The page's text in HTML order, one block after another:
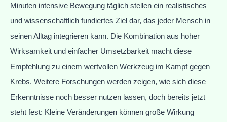
Minuten intensive Bewegung täglich stellen ein realistisches
und wissenschaftlich fundiertes Ziel dar, das jeder Mensch in
seinen Alltag integrieren kann. Die Kombination aus hoher
Wirksamkeit und einfacher Umsetzbarkeit macht diese
Empfehlung zu einem wertvollen Werkzeug im Kampf gegen
Krebs. Weitere Forschungen werden zeigen, wie sich diese
Erkenntnisse noch besser nutzen lassen, doch bereits jetzt
steht fest: Kleine Veränderungen können große Wirkung